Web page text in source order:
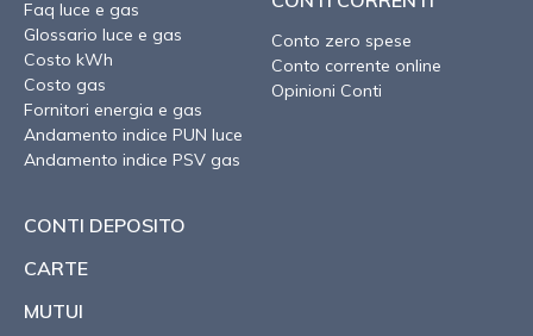
Faq luce e gas
Glossario luce e gas
Costo kWh
Costo gas
Fornitori energia e gas
Andamento indice PUN luce
Andamento indice PSV gas
Conto zero spese
Conto corrente online
Opinioni Conti
CONTI DEPOSITO
CARTE
MUTUI